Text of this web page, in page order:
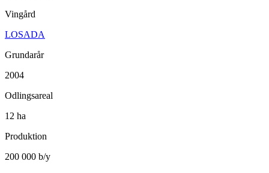
Vingård
LOSADA
Grundarår
2004
Odlingsareal
12 ha
Produktion
200 000 b/y